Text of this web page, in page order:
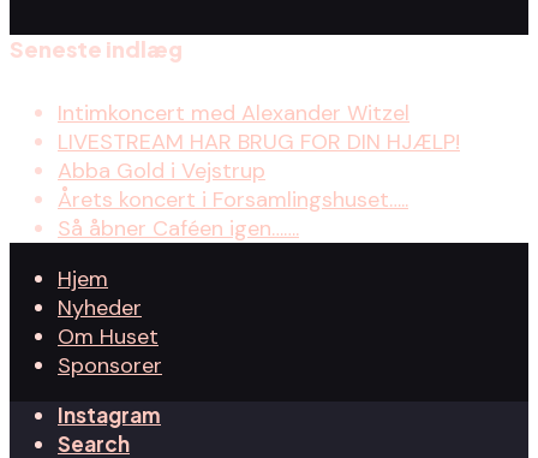
Seneste indlæg
Intimkoncert med Alexander Witzel
LIVESTREAM HAR BRUG FOR DIN HJÆLP!
Abba Gold i Vejstrup
Årets koncert i Forsamlingshuset…..
Så åbner Caféen igen…….
Hjem
Nyheder
Om Huset
Sponsorer
Instagram
Search